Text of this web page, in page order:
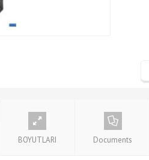
BOYUTLARI Documents